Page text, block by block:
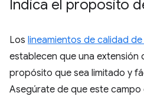
Indica el propósito
Los lineamientos de calidad
establecen que una extensión
propósito que sea limitado y
Asegúrate de que este